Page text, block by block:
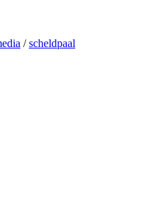
/scheldpaal